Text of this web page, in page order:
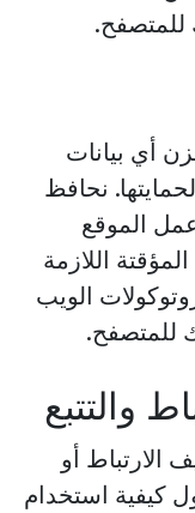
للمتصفح.
أي بيانات
نحافظ
الموقع
اللازمة
الويب
للمتصفح.
الارتباط أو
كيفية استخدام